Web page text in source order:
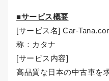
■サービス概要
[サービス名] Car-
称：カタナ
[サービス内容]
高品質な日本の中古車を